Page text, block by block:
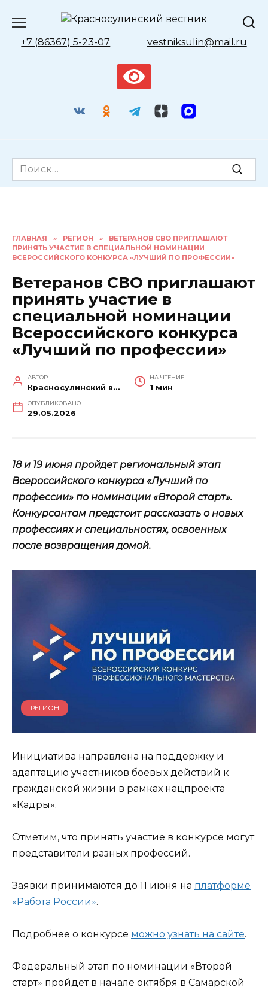
содержанию
+7 (86367) 5-23-07 vestniksulin@mail.ru
Search
for:
ГЛАВНАЯ » РЕГИОН »
ВЕТЕРАНОВ СВО ПРИГЛАШАЮТ
ПРИНЯТЬ УЧАСТИЕ В СПЕЦИАЛЬНОЙ НОМИНАЦИИ
ВСЕРОССИЙСКОГО КОНКУРСА «ЛУЧШИЙ ПО ПРОФЕССИИ»
Ветеранов СВО приглашают
принять участие в
специальной номинации
Всероссийского конкурса
«Лучший по профессии»
АВТОР
Красносулинский вестник
НА ЧТЕНИЕ
1 мин
ОПУБЛИКОВАНО
29.05.2026
18 и 19 июня пройдет региональный этап
Всероссийского конкурса «Лучший по
профессии» по номинации «Второй старт».
Конкурсантам предстоит рассказать о новых
профессиях и специальностях, освоенных
после возвращения домой.
РЕГИОН
Инициатива направлена на поддержку и
адаптацию участников боевых действий к
гражданской жизни в рамках нацпроекта
«Кадры».
Отметим, что принять участие в конкурсе могут
представители разных профессий.
Заявки принимаются до 11 июня на платформе
«Работа России».
Подробнее о конкурсе можно узнать на сайте.
Федеральный этап по номинации «Второй
старт» пройдет в начале октября в Самарской